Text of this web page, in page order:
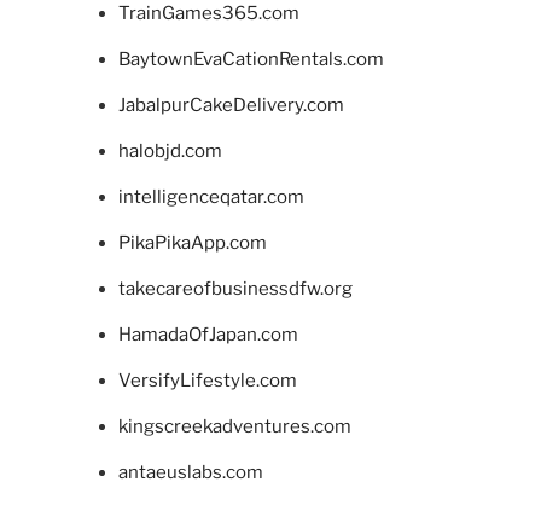
TrainGames365.com
BaytownEvaCationRentals.com
JabalpurCakeDelivery.com
halobjd.com
intelligenceqatar.com
PikaPikaApp.com
takecareofbusinessdfw.org
HamadaOfJapan.com
VersifyLifestyle.com
kingscreekadventures.com
antaeuslabs.com